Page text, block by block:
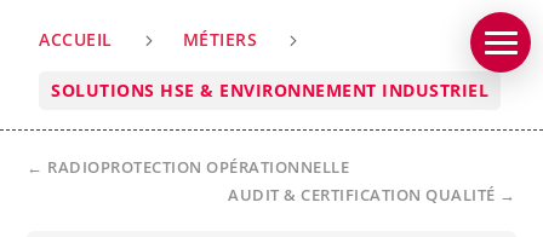
ACCUEIL 5 MÉTIERS 5
SOLUTIONS HSE & ENVIRONNEMENT INDUSTRIEL
← RADIOPROTECTION OPÉRATIONNELLE
AUDIT & CERTIFICATION QUALITÉ →